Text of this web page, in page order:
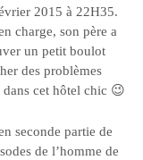
2015 à 22H35.
charge, son père a
un petit boulot
des problèmes
dans cet hôtel chic 😉
seconde partie de
de l’homme de